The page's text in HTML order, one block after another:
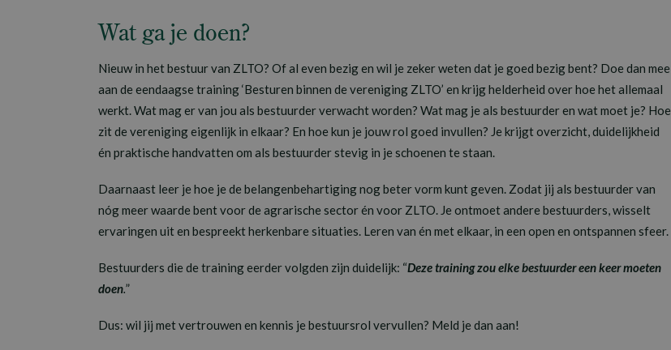
Wat ga je doen?
Nieuw in het bestuur van ZLTO? Of al even bezig en wil je zeker weten dat je goed bezig bent? Doe dan mee
aan de eendaagse training ‘Besturen binnen de vereniging ZLTO’ en krijg helderheid over hoe het allemaal
werkt.Wat mag er van jou als bestuurder verwacht worden? Wat mag je als bestuurder en wat moet je? Hoe
zit de vereniging eigenlijk in elkaar? En hoe kun je jouw rol goed invullen? Je krijgt overzicht, duidelijkheid
én praktische handvatten om als bestuurder stevig in je schoenen te staan.
Daarnaast leer je hoe je de belangenbehartiging nog beter vorm kunt geven. Zodat jij als bestuurder van
nóg meer waarde bent voor de agrarische sector én voor ZLTO. Je ontmoet andere bestuurders, wisselt
ervaringen uit en bespreekt herkenbare situaties. Leren van én met elkaar, in een open en ontspannen sfeer.
Bestuurders die de training eerder volgden zijn duidelijk: “Deze training zou elke bestuurder een keer moeten
doen.”
Dus: wil jij met vertrouwen en kennis je bestuursrol vervullen? Meld je dan aan!